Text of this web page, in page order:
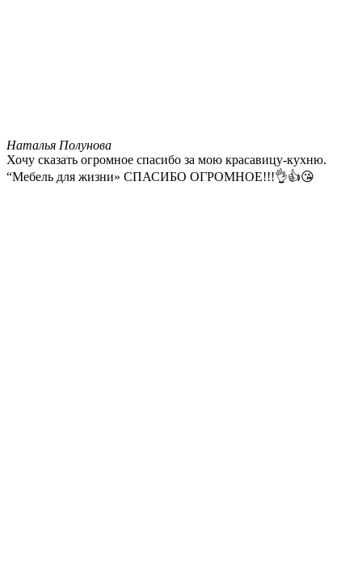
Наталья Полунова
Хочу сказать огромное спасибо за мою красавицу-кухню.
“Мебель для жизни» СПАСИБО ОГРОМНОЕ!!!👌👍😘